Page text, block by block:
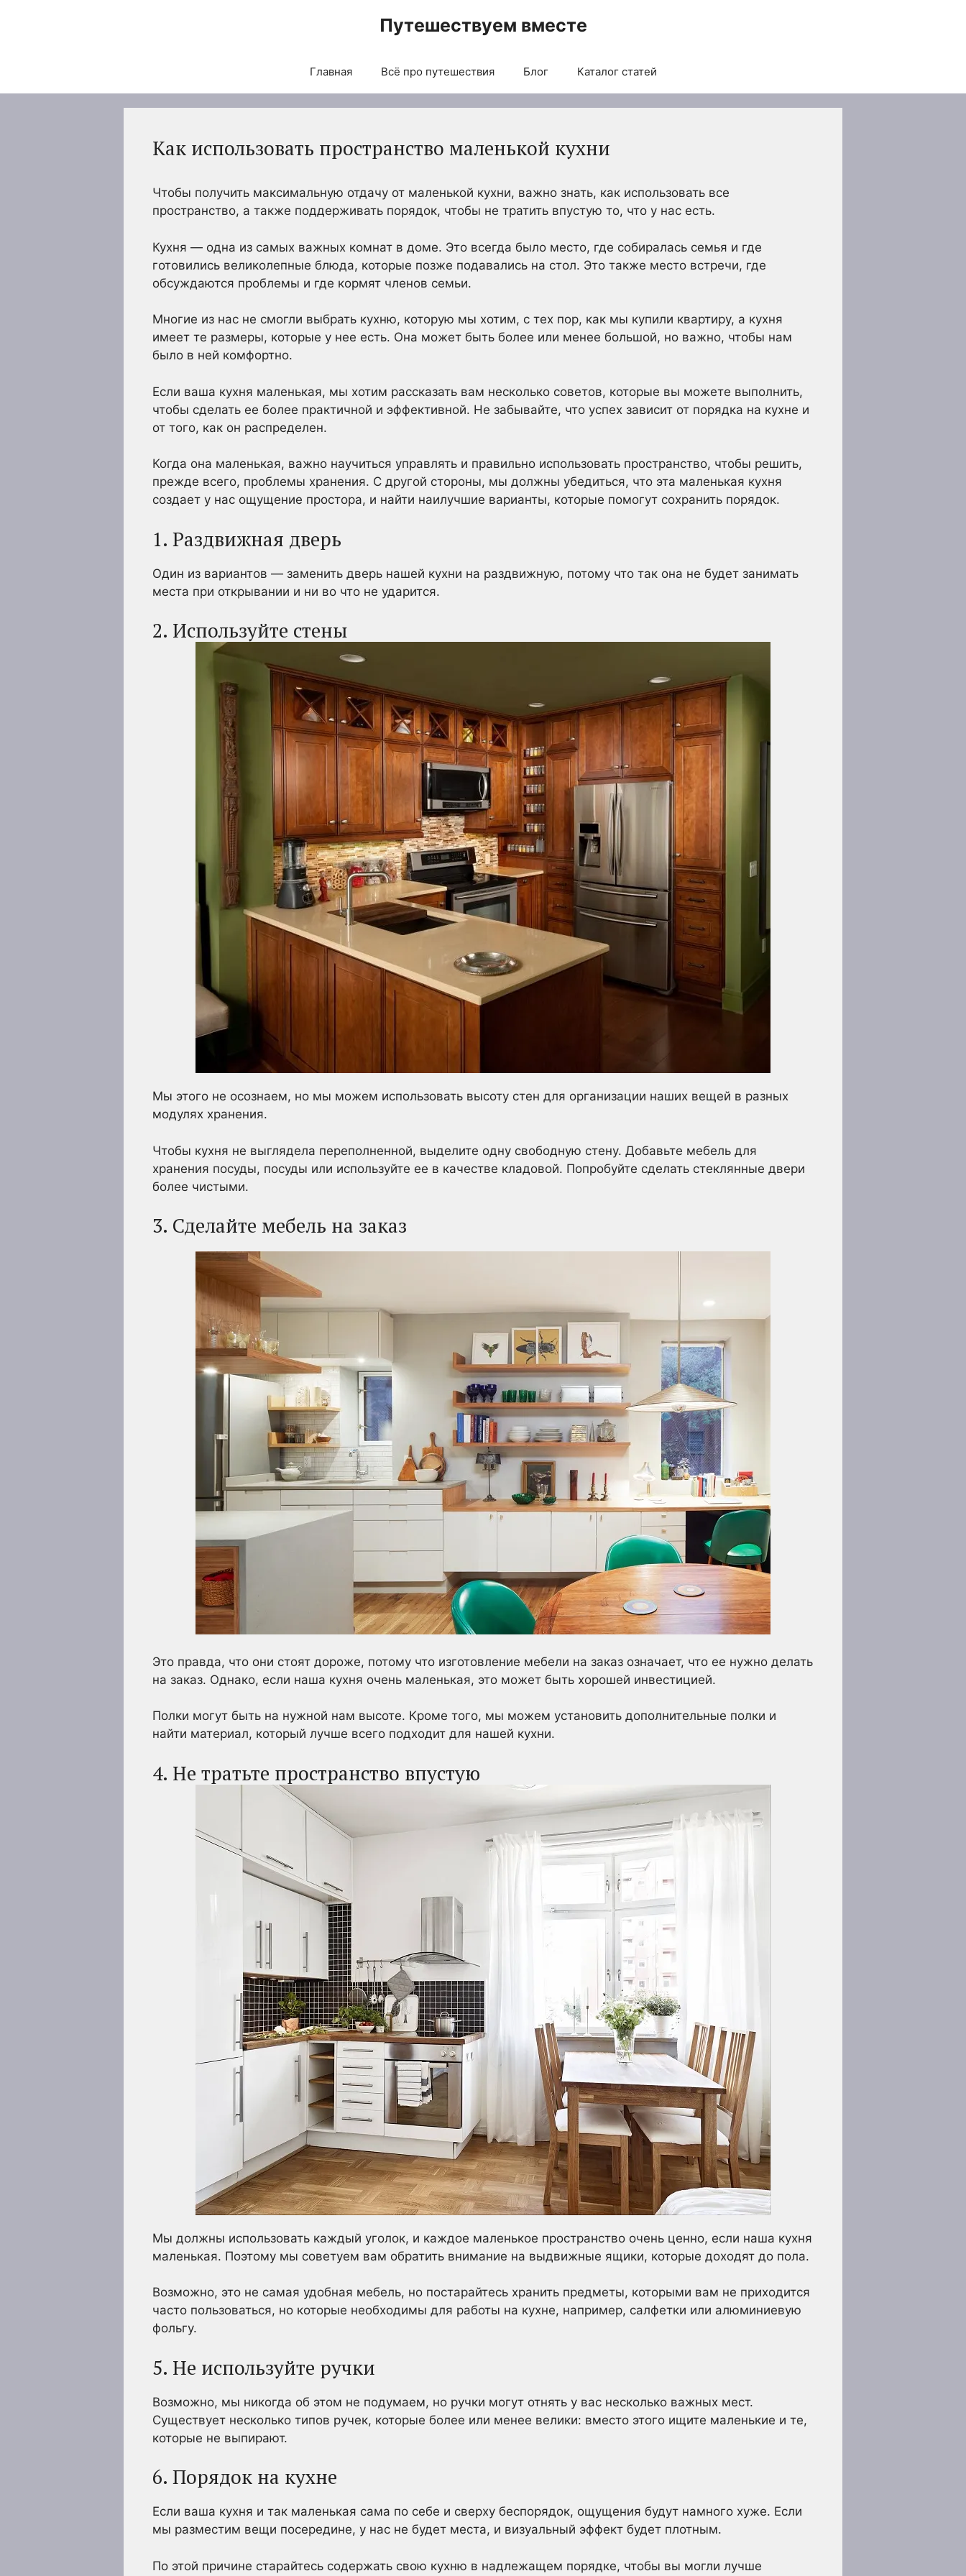
Путешествуем вместе
Главная Всё про путешествия Блог Каталог статей
Как использовать пространство маленькой кухни
Чтобы получить максимальную отдачу от маленькой кухни, важно знать, как использовать все
пространство, а также поддерживать порядок, чтобы не тратить впустую то, что у нас есть.
Кухня — одна из самых важных комнат в доме. Это всегда было место, где собиралась семья и где
готовились великолепные блюда, которые позже подавались на стол. Это также место встречи, где
обсуждаются проблемы и где кормят членов семьи.
Многие из нас не смогли выбрать кухню, которую мы хотим, с тех пор, как мы купили квартиру, а кухня
имеет те размеры, которые у нее есть. Она может быть более или менее большой, но важно, чтобы нам
было в ней комфортно.
Если ваша кухня маленькая, мы хотим рассказать вам несколько советов, которые вы можете выполнить,
чтобы сделать ее более практичной и эффективной. Не забывайте, что успех зависит от порядка на кухне и
от того, как он распределен.
Когда она маленькая, важно научиться управлять и правильно использовать пространство, чтобы решить,
прежде всего, проблемы хранения. С другой стороны, мы должны убедиться, что эта маленькая кухня
создает у нас ощущение простора, и найти наилучшие варианты, которые помогут сохранить порядок.
1. Раздвижная дверь
Один из вариантов — заменить дверь нашей кухни на раздвижную, потому что так она не будет занимать
места при открывании и ни во что не ударится.
2. Используйте стены
Мы этого не осознаем, но мы можем использовать высоту стен для организации наших вещей в разных
модулях хранения.
Чтобы кухня не выглядела переполненной, выделите одну свободную стену. Добавьте мебель для
хранения посуды, посуды или используйте ее в качестве кладовой. Попробуйте сделать стеклянные двери
более чистыми.
3. Сделайте мебель на заказ
Это правда, что они стоят дороже, потому что изготовление мебели на заказ означает, что ее нужно делать
на заказ. Однако, если наша кухня очень маленькая, это может быть хорошей инвестицией.
Полки могут быть на нужной нам высоте. Кроме того, мы можем установить дополнительные полки и
найти материал, который лучше всего подходит для нашей кухни.
4. Не тратьте пространство впустую
Мы должны использовать каждый уголок, и каждое маленькое пространство очень ценно, если наша кухня
маленькая. Поэтому мы советуем вам обратить внимание на выдвижные ящики, которые доходят до пола.
Возможно, это не самая удобная мебель, но постарайтесь хранить предметы, которыми вам не приходится
часто пользоваться, но которые необходимы для работы на кухне, например, салфетки или алюминиевую
фольгу.
5. Не используйте ручки
Возможно, мы никогда об этом не подумаем, но ручки могут отнять у вас несколько важных мест.
Существует несколько типов ручек, которые более или менее велики: вместо этого ищите маленькие и те,
которые не выпирают.
6. Порядок на кухне
Если ваша кухня и так маленькая сама по себе и сверху беспорядок, ощущения будут намного хуже. Если
мы разместим вещи посередине, у нас не будет места, и визуальный эффект будет плотным.
По этой причине старайтесь содержать свою кухню в надлежащем порядке, чтобы вы могли лучше